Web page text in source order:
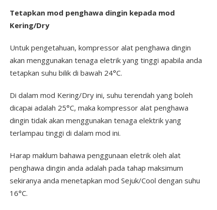
Tetapkan mod penghawa dingin kepada mod
Kering/Dry
Untuk pengetahuan, kompressor alat penghawa dingin
akan menggunakan tenaga eletrik yang tinggi apabila anda
tetapkan suhu bilik di bawah 24°C.
Di dalam mod Kering/Dry ini, suhu terendah yang boleh
dicapai adalah 25°C, maka kompressor alat penghawa
dingin tidak akan menggunakan tenaga elektrik yang
terlampau tinggi di dalam mod ini.
Harap maklum bahawa penggunaan eletrik oleh alat
penghawa dingin anda adalah pada tahap maksimum
sekiranya anda menetapkan mod Sejuk/Cool dengan suhu
16°C.